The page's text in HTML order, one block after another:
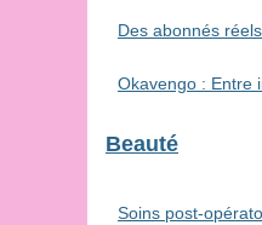
Des abonnés réels
Okavengo : Entre
Beauté
Soins post-